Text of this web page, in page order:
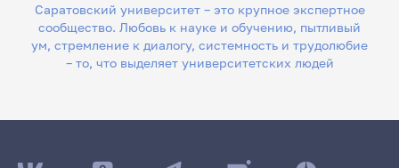
Саратовский университет – это крупное экспертное
сообщество. Любовь к науке и обучению, пытливый
ум, стремление к диалогу, системность и трудолюбие
– то, что выделяет университетских людей